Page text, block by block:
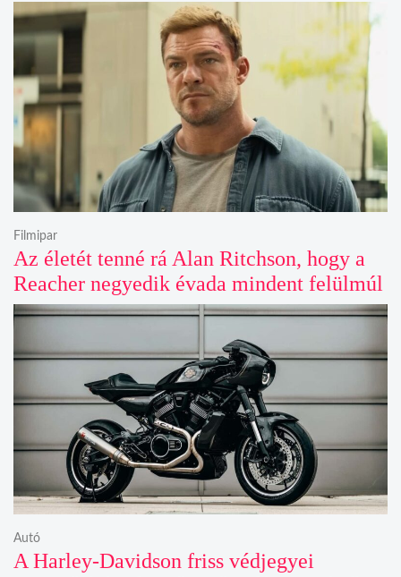
Az életét tenné rá Alan Ritchson, hogy a
Reacher negyedik évada mindent felülmúl
Filmipar
A Harley-Davidson friss védjegyei
Autó